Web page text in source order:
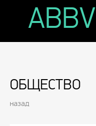
ABBV
ОБЩЕСТВО
назад